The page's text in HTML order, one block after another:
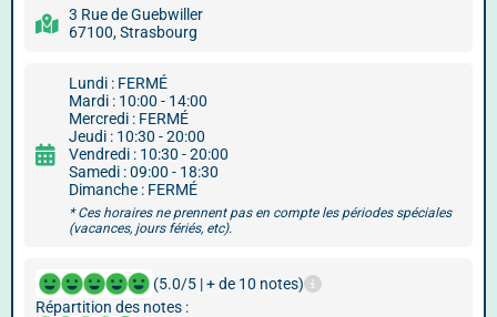
3 Rue de Guebwiller
67100, Strasbourg
Lundi : FERMÉ
Mardi : 10:00 - 14:00
Mercredi : FERMÉ
Jeudi : 10:30 - 20:00
Vendredi : 10:30 - 20:00
Samedi : 09:00 - 18:30
Dimanche : FERMÉ
* Ces horaires ne prennent pas en compte les périodes spéciales
(vacances, jours fériés, etc).
(5.0/5 | + de 10 notes)
Répartition des notes :